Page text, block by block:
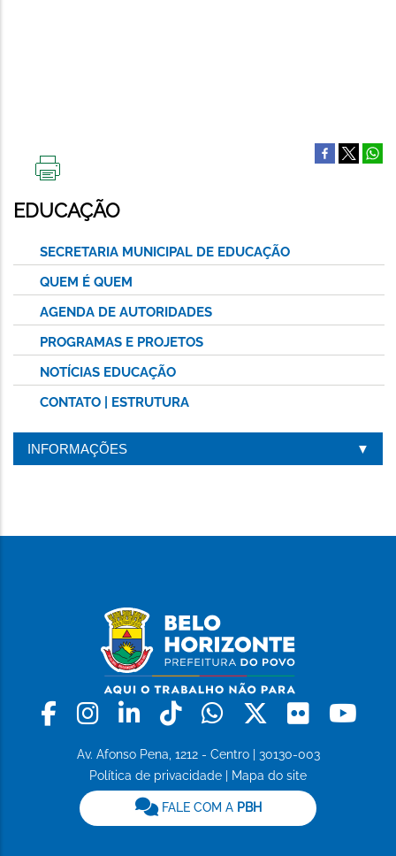
ESTA
PÁGINA
EDUCAÇÃO
SECRETARIA MUNICIPAL DE EDUCAÇÃO
QUEM É QUEM
AGENDA DE AUTORIDADES
PROGRAMAS E PROJETOS
NOTÍCIAS EDUCAÇÃO
CONTATO | ESTRUTURA
INFORMAÇÕES
Facebook
Instagram
LinkedinTiktokWhatsapp
X Flickr
Av. Afonso Pena, 1212 - Centro | 30130-003
Política de privacidade
Mapa do site
FALE COM A PBH